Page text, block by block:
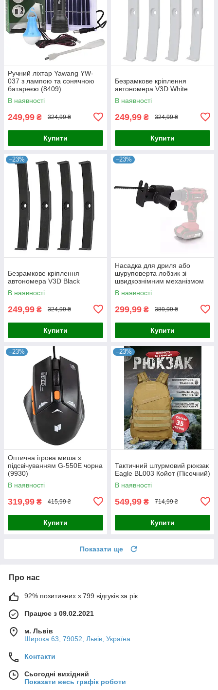
Ручний ліхтар Yawang YW-
037 з лампою та сонячною
батареєю (8409)
В наявності
249,99 ₴ 324,99 ₴
Купити
Безрамкове кріплення
автономера V3D White
В наявності
249,99 ₴ 324,99 ₴
Купити
–23%
Безрамкове кріплення
автономера V3D Black
В наявності
249,99 ₴ 324,99 ₴
Купити
–23%
Насадка для дриля або
шуруповерта лобзик зі
швидкознімним механізмом
SAW KT-107
В наявності
299,99 ₴ 389,99 ₴
Купити
–23%
Оптична ігрова миша з
підсвічуванням G-550E чорна
(9930)
В наявності
319,99 ₴ 415,99 ₴
Купити
–23%
Тактичний штурмовий рюкзак
Eagle BL003 Койот (Пісочний)
В наявності
549,99 ₴ 714,99 ₴
Купити
Показати ще
Про нас
92% позитивних з 799 відгуків за рік
Працює з 09.02.2021
м. Львів
Широка 63, 79052, Львів, Україна
Контакти
Сьогодні вихідний
Показати весь графік роботи